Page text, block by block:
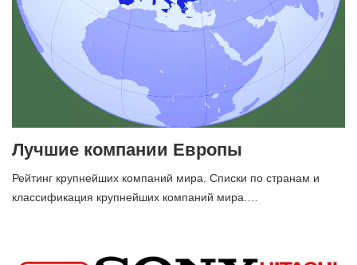
Лучшие компании Европы
Рейтинг крупнейших компаний мира. Списки по странам и
классификация крупнейших компаний мира.…